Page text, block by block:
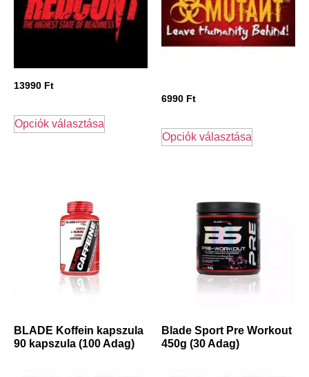
13990 Ft
Opciók választása
6990 Ft
Opciók választása
BLADE Koffein kapszula
90 kapszula (100 Adag)
Blade Sport Pre Workout
450g (30 Adag)